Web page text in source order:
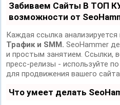
Забиваем Сайты В ТОП
возможности от
Каждая ссылка
Трафик и SMM. SeoHammer
и простым занятием. Ссылки,
пресс-релизы - используйте
для продвижения вашего
Что умеет делать